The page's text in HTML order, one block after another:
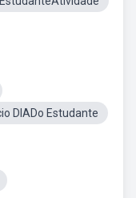
DIADo Estudante